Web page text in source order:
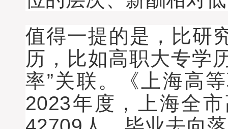
值得一提的是，比研
历，比如高职大专学
率”关联。《上海高
2023年度，上海全